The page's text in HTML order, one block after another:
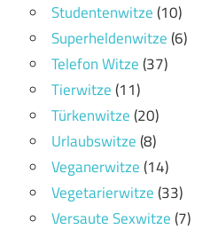
Studentenwitze(10)
Superheldenwitze(6)
Telefon Witze(37)
Tierwitze(11)
Türkenwitze(20)
Urlaubswitze(8)
Veganerwitze(14)
Vegetarierwitze(33)
Versaute Sexwitze(7)